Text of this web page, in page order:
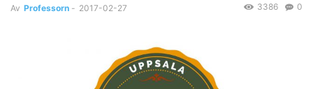
Av Professorn - 2017-02-27 0
3386